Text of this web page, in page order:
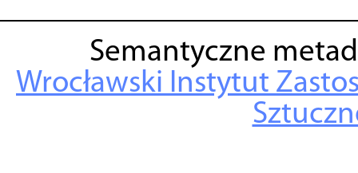
Semantyczne
Wrocławski Instytut